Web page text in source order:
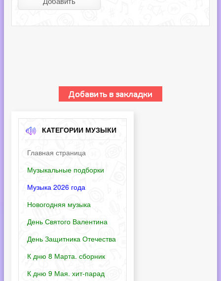
КАТЕГОРИИ МУЗЫКИ
Главная страница
Музыкальные подборки
Музыка 2026 года
Новогодняя музыка
День Святого Валентина
День Защитника Отечества
К дню 8 Марта. сборник
К дню 9 Мая. хит-парад